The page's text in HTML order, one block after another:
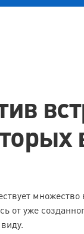
от уже